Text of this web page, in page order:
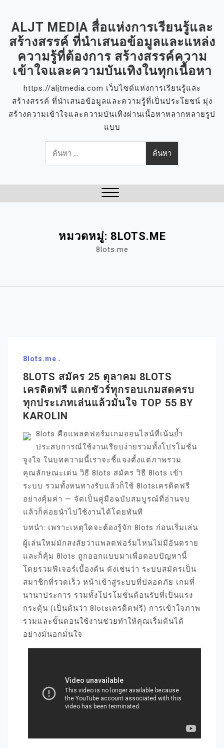
ALJT MEDIA สื่อแห่งการเรียนรู้และ
สร้างสรรค์ ที่นำเสนอข้อมูลและแหล่ง
ความรู้ที่ต้องการ สร้างสรรค์ความ
เข้าใจและความบันเทิงในทุกเนื้อหา
https://aljtmedia.com เว็บไซต์แห่งการเรียนรู้และ
สร้างสรรค์ ที่นำเสนอข้อมูลและความรู้ที่เป็นประโยชน์ มุ่ง
สร้างความเข้าใจและความบันเทิงผ่านเนื้อหาหลากหลายรูป
แบบ
ค้นหา
สำหรับ:
หมวดหมู่: 8LOTS.ME
8lots.me
8lots.me
8LOTS สมัคร 25 ตุลาคม 8LOTS
เครดิตฟรี แตกชัวร์ทุกรอบเกมสดครบ
ทุกประเภทเล่นแล้วมั่นใจ TOP 55 BY
KAROLIN
8lots คือแพลตฟอร์มเกมออนไลน์ที่เน้นย้ำ
ประสบการณ์ใช้งานเรียบง่ายรวมทั้งโปรโมชั่น
จูงใจ ในบทความนี้เราจะชี้แจงตั้งแต่ภาพรวม
คุณลักษณะเด่น วิธี 8lots สมัคร วิธี 8lots เข้า
ระบบ รวมทั้งหนทางรับแล้วก็ใช้ 8lotsเครดิตฟรี
อย่างคุ้มค่า — จัดเป็นคู่มือฉบับสมบูรณ์ที่อ่านจบ
แล้วก็ค่อยนำไปใช้งานได้โดยทันที
บทนำ: เพราะเหตุใดจะต้องรู้จัก 8lots ก่อนเริ่มเล่น
ผู้เล่นใหม่มักสงสัยว่าแพลตฟอร์มไหนไม่มีอันตราย
และก็คุ้ม 8lots ถูกออกแบบมาเพื่อตอบปัญหานี้
โดยรวมฟีเจอร์เบื้องต้น ดังเช่นว่า ระบบสมัครเป็น
สมาชิกที่รวดเร็ว หน้าเข้าสู่ระบบที่ปลอดภัย เกมที่
นานาประการ รวมทั้งโปรโมชั่นต้อนรับที่เป็นแรง
กระตุ้น (เป็นต้นว่า 8lotsเครดิตฟรี) การเข้าใจภาพ
รวมและขั้นตอนใช้งานช่วยทำให้คุณเริ่มต้นได้
อย่างมั่นอกมั่นใจ